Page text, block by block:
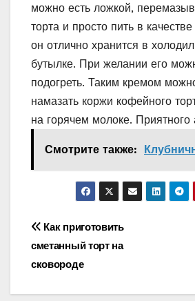
можно есть ложкой,
торта и просто пить в
он отлично хранится в
бутылке. При желании его
подогреть. Таким кремом
намазать коржи кофейного
на горячем молоке. Приятного
Смотрите также:
Навигация
по
записям
Как приготовить
сметанный торт на
сковороде